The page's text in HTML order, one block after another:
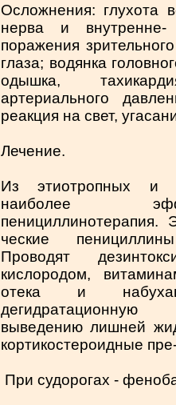
Осложнения: глухота
нерва и
поражения
глаза; водянка
одышка,
артериального
реакция на свет,
Лечение.
Из этиотропных и
наиболее
пенициллинотерапия.
ческие
Проводят
кислородом,
отека и
выведению лишней
кортикостероидные
При судорогах -